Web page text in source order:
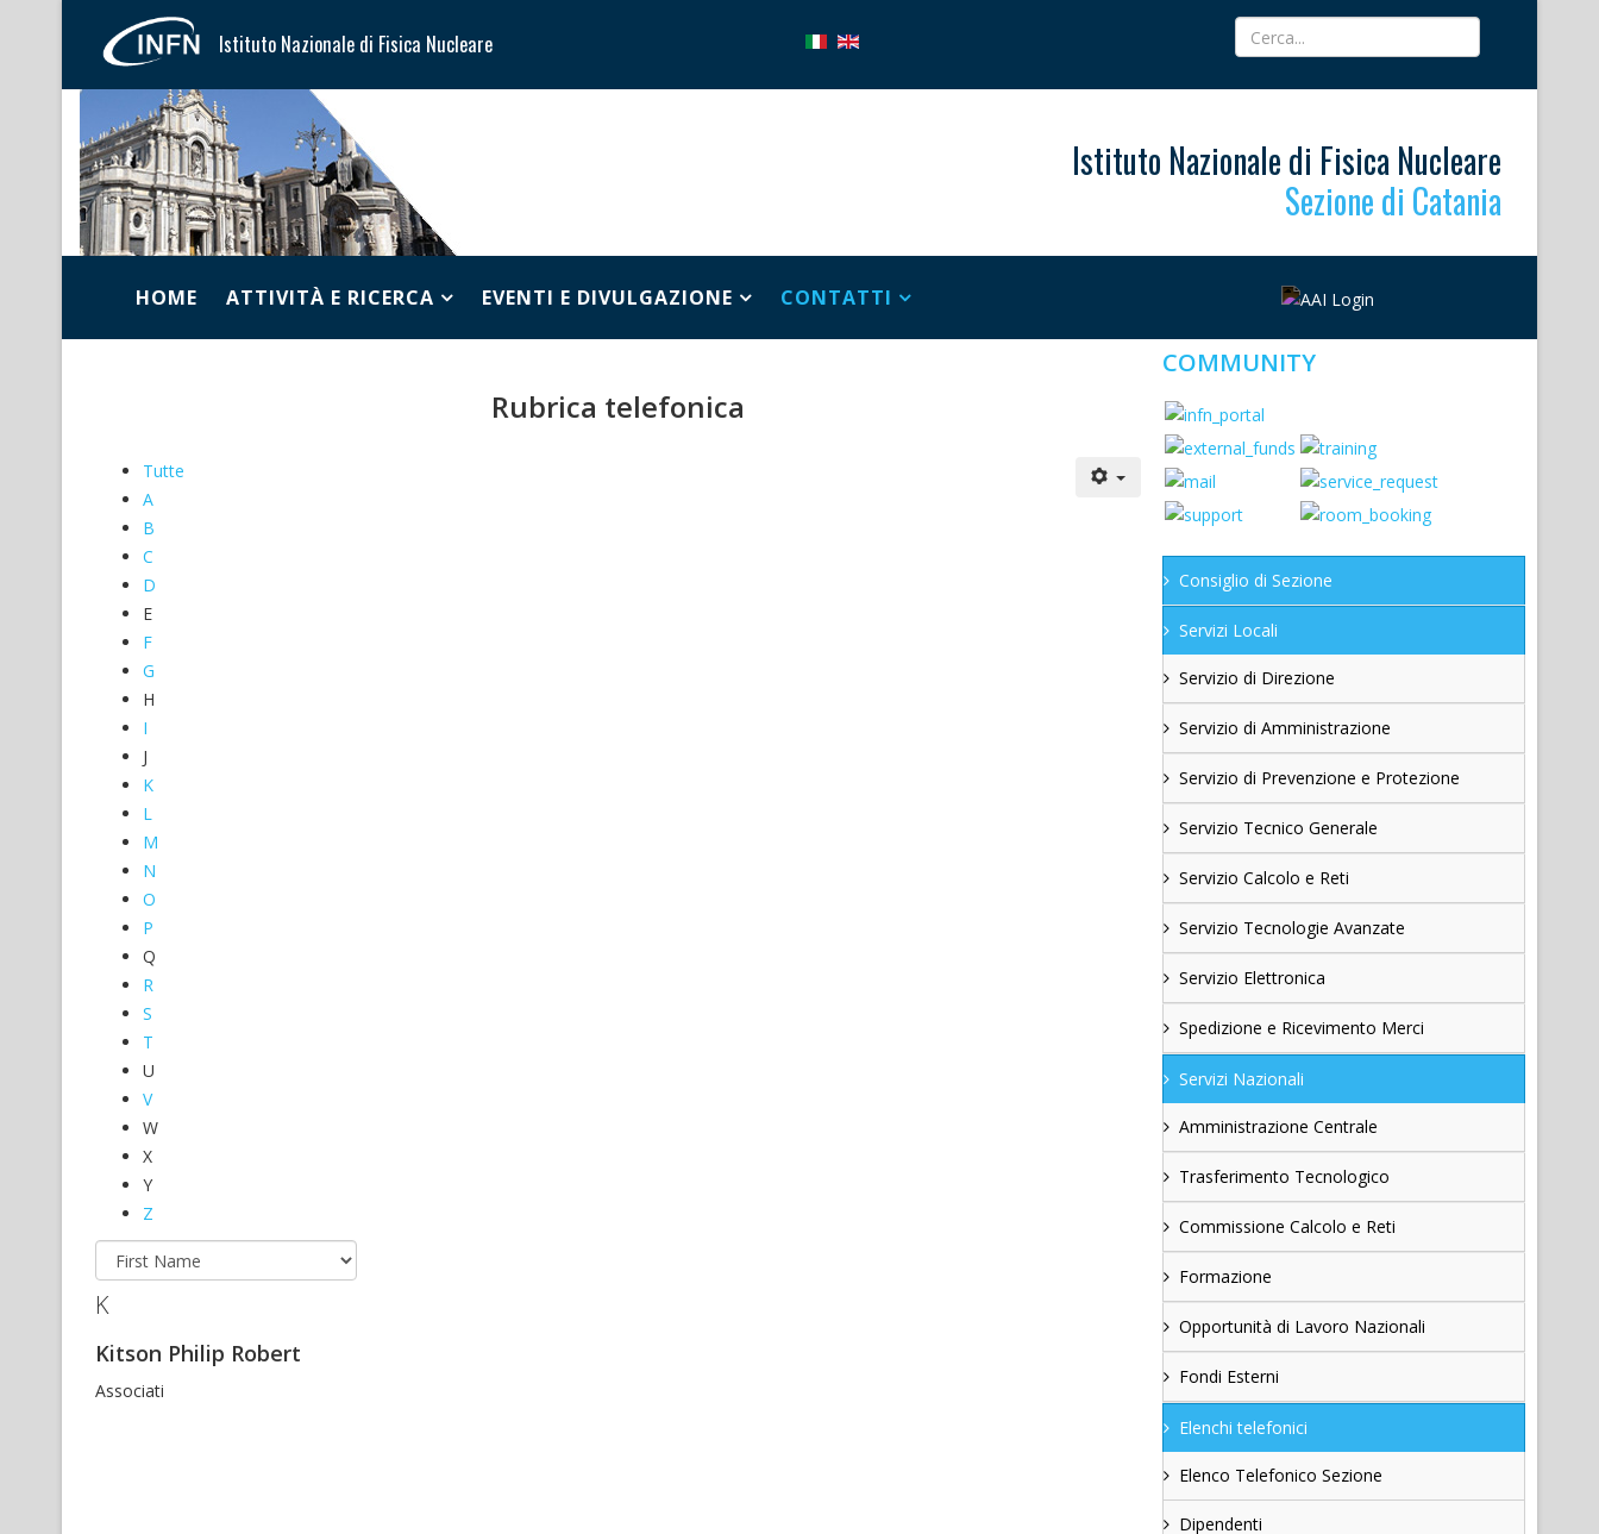
Istituto Nazionale di Fisica Nucleare
Istituto Nazionale di Fisica Nucleare
Sezione di Catania
HOME ATTIVITÀ E RICERCA EVENTI E DIVULGAZIONE CONTATTI
Rubrica telefonica
Tutte
A
B
C
D
E
F
G
H
I
J
K
L
M
N
O
P
Q
R
S
T
U
V
W
X
Y
Z
K
Kitson Philip Robert
Associati
COMMUNITY
Consiglio di Sezione
Servizi Locali
Servizio di Direzione
Servizio di Amministrazione
Servizio di Prevenzione e Protezione
Servizio Tecnico Generale
Servizio Calcolo e Reti
Servizio Tecnologie Avanzate
Servizio Elettronica
Spedizione e Ricevimento Merci
Servizi Nazionali
Amministrazione Centrale
Trasferimento Tecnologico
Commissione Calcolo e Reti
Formazione
Opportunità di Lavoro Nazionali
Fondi Esterni
Elenchi telefonici
Elenco Telefonico Sezione
Dipendenti